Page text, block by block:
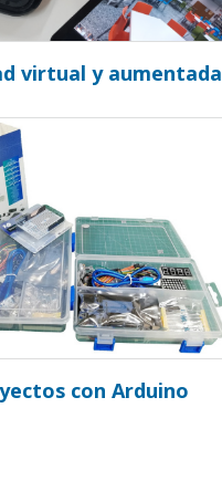
virtual y aumentada
con Arduino